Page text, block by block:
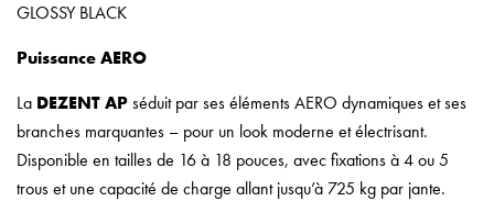
GLOSSY BLACK
Puissance AERO
La DEZENT APséduit par ses éléments AERO dynamiques et ses
branches marquantes – pour un look moderne et électrisant.
Disponible en tailles de 16 à 18 pouces, avec fixations à 4 ou 5
trous et une capacité de charge allant jusqu’à 725 kg par jante.